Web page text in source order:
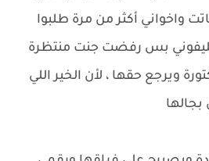
واخواني أكثر من مرة طلبوا
تليفوني بس رفضت جنت منتظرة
ويرجع حقها ، لأن الخير اللي